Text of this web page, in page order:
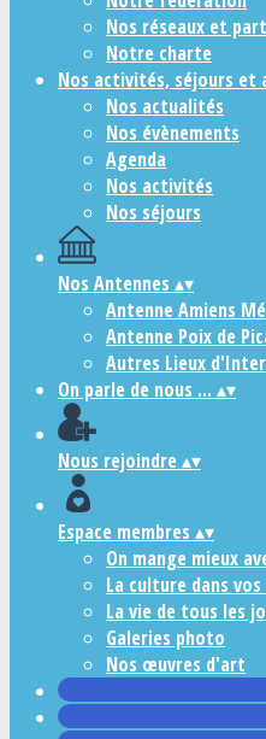
Nos réseaux et
Notre charte
Nos activités, séjours et
Nos actualités
Nos évènements
Agenda
Nos activités
Nos séjours
Nos Antennes ▴▾
Antenne Amiens
Antenne Poix de
Autres Lieux
On parle de nous ... ▴▾
Nous rejoindre ▴▾
Espace membres ▴▾
On mange mieux
La culture dans
La vie de tous les
Galeries photo
Nos œuvres d'art